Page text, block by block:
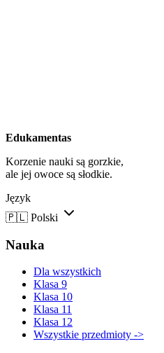
Edukamentas
Korzenie nauki są gorzkie,
ale jej owoce są słodkie.
Język
🇵🇱 Polski
Nauka
Dla wszystkich
Klasa 9
Klasa 10
Klasa 11
Klasa 12
Wszystkie przedmioty ->